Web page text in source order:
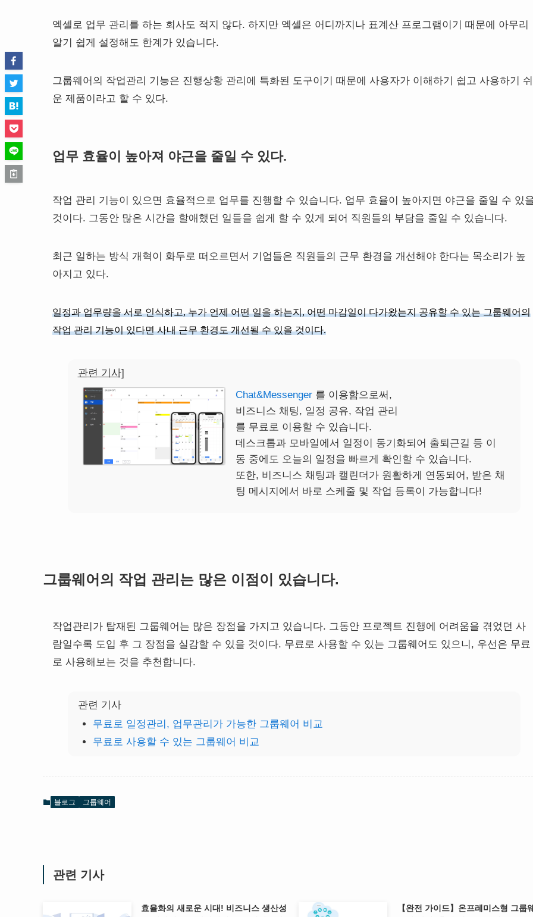
엑셀로 업무 관리를 하는 회사도 적지 않다. 하지만 엑셀은 어디까지나 표계산 프로그램이기 때문에 아무리
알기 쉽게 설정해도 한계가 있습니다.
그룹웨어의 작업관리 기능은 진행상황 관리에 특화된 도구이기 때문에 사용자가 이해하기 쉽고 사용하기 쉬
운 제품이라고 할 수 있다.
업무 효율이 높아져 야근을 줄일 수 있다.
작업 관리 기능이 있으면 효율적으로 업무를 진행할 수 있습니다. 업무 효율이 높아지면 야근을 줄일 수 있
것이다. 그동안 많은 시간을 할애했던 일들을 쉽게 할 수 있게 되어 직원들의 부담을 줄일 수 있습니다.
최근 일하는 방식 개혁이 화두로 떠오르면서 기업들은 직원들의 근무 환경을 개선해야 한다는 목소리가 높
아지고 있다.
일정과 업무량을 서로 인식하고, 누가 언제 어떤 일을 하는지, 어떤 마감일이 다가왔는지 공유할 수 있는 그룹웨어의
작업 관리 기능이 있다면 사내 근무 환경도 개선될 수 있을 것이다.
관련 기사]
Chat&Messenger 를 이용함으로써,
비즈니스 채팅, 일정 공유, 작업 관리
를 무료로 이용할 수 있습니다.
데스크톱과 모바일에서 일정이 동기화되어 출퇴근길 등 이
동 중에도 오늘의 일정을 빠르게 확인할 수 있습니다.
또한, 비즈니스 채팅과 캘린더가 원활하게 연동되어, 받은 채
팅 메시지에서 바로 스케줄 및 작업 등록이 가능합니다!
그룹웨어의 작업 관리는 많은 이점이 있습니다.
작업관리가 탑재된 그룹웨어는 많은 장점을 가지고 있습니다. 그동안 프로젝트 진행에 어려움을 겪었던 사
람일수록 도입 후 그 장점을 실감할 수 있을 것이다. 무료로 사용할 수 있는 그룹웨어도 있으니, 우선은 무료
로 사용해보는 것을 추천합니다.
관련 기사
무료로 일정관리, 업무관리가 가능한 그룹웨어 비교
무료로 사용할 수 있는 그룹웨어 비교
블로그 그룹웨어
관련 기사
효율화의 새로운 시대! 비즈니스 생산성
【완전 가이드】온프레미스형 그룹